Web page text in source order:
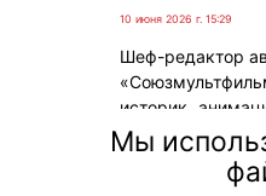
10 июня 2026 г. 15:29
Шеф-редактор
историк
представил
с
и кино, о
Мы